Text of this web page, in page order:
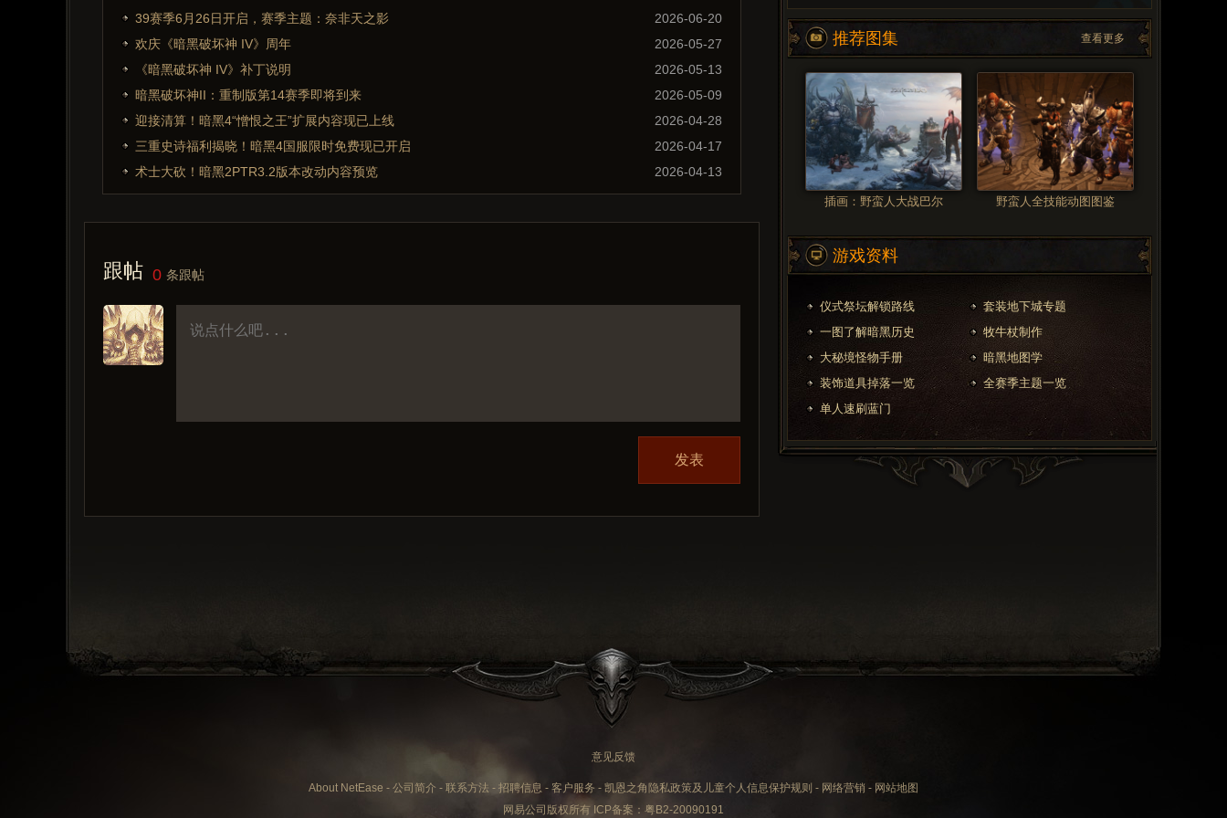
39赛季6月26日开启，赛季主题：奈非天之影
2026-06-20
欢庆《暗黑破坏神 IV》周年
2026-05-27
《暗黑破坏神 IV》补丁说明
2026-05-13
暗黑破坏神II：重制版第14赛季即将到来
2026-05-09
迎接清算！暗黑4“憎恨之王”扩展内容现已上线
2026-04-28
三重史诗福利揭晓！暗黑4国服限时免费现已开启
2026-04-17
术士大砍！暗黑2PTR3.2版本改动内容预览
2026-04-13
跟帖 0 条跟帖
发表
推荐图集 查看更多
插画：野蛮人大战巴尔 野蛮人全技能动图图鉴
游戏资料
仪式祭坛解锁路线
套装地下城专题
一图了解暗黑历史
牧牛杖制作
大秘境怪物手册
暗黑地图学
装饰道具掉落一览
全赛季主题一览
单人速刷蓝门
意见反馈
About NetEase - 公司简介 - 联系方法 - 招聘信息 - 客户服务 - 凯恩之角隐私政策及儿童个人信息保护规则 - 网络营销 - 网站地图
网易公司版权所有 ICP备案： 粤B2-20090191